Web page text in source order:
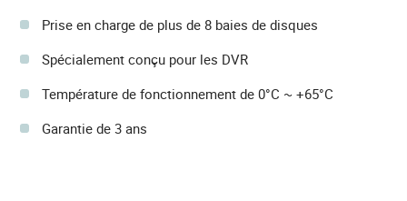
Prise en charge de plus de 8 baies de disques
Spécialement conçu pour les DVR
Température de fonctionnement de 0°C ~ +65°C
Garantie de 3 ans